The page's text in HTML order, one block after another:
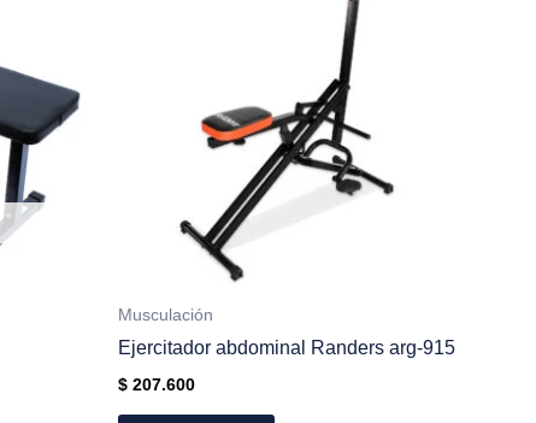
Musculación
Ejercitador abdominal Randers arg-915
$ 207.600